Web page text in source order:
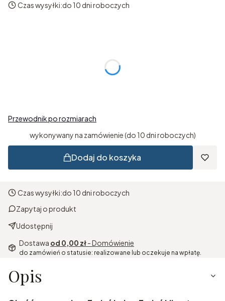
Czas wysyłki:do 10 dni roboczych
Przewodnik po rozmiarach
wykonywany na zamówienie (do 10 dni roboczych)
Dodaj do koszyka
Czas wysyłki:do 10 dni roboczych
Zapytaj o produkt
Udostępnij
Dostawa od 0,00 zł- Domówienie
do zamówień o statusie: realizowane lub oczekuje na wpłatę.
Opis